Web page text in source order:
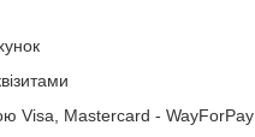
Visa, Mastercard - WayForPay